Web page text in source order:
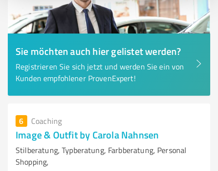
Sie möchten auch hier gelistet werden?
Registrieren Sie sich jetzt und werden Sie ein von
Kunden empfohlener ProvenExpert!
6 Coaching
Image & Outfit by Carola Nahnsen
Stilberatung, Typberatung, Farbberatung, Personal
Shopping,